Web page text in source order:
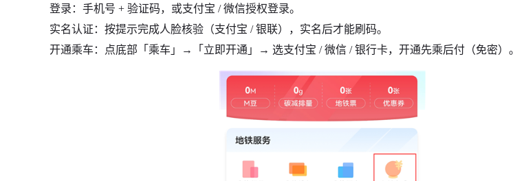
登录：手机号 + 验证码，或支付宝 / 微信授权登录。
实名认证：按提示完成人脸核验（支付宝 / 银联），实名后才能刷码。
开通乘车：点底部「乘车」→「立即开通」→ 选支付宝 / 微信 / 银行卡，开通先乘后付（免密）。